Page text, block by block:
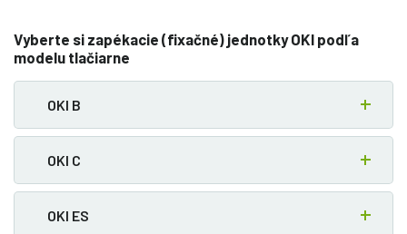
Vyberte si zapékacie (fixačné) jednotky OKI podľa
modelu tlačiarne
OKI B
OKI C
OKI ES